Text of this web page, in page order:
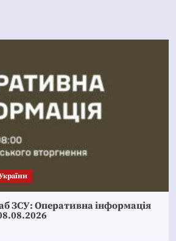
ЗСУ: Оперативна інформація